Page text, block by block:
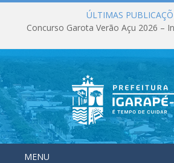
ÚLTIMAS
Concurso Garota Verão Açu 2026 –
MENU